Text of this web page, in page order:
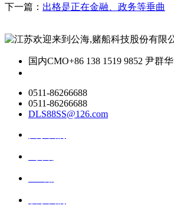
下一篇： 出格是正在金融、政务等垂曲
国内CMO+86 138 1519 9852 尹群华
0511-86266688
0511-86266688
DLS88SS@126.com